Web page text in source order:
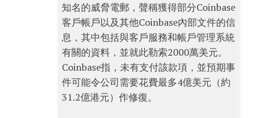
知名的威脅電郵，聲稱獲得部分Coinbase
客戶帳戶以及其他Coinbase內部文件的信
息，其中包括與客戶服務和帳戶管理系統
有關的資料，並就此勒索2000萬美元。
Coinbase指，未有支付該款項，並預期事
件可能令公司需要花費最多4億美元（約
31.2億港元）作修復。